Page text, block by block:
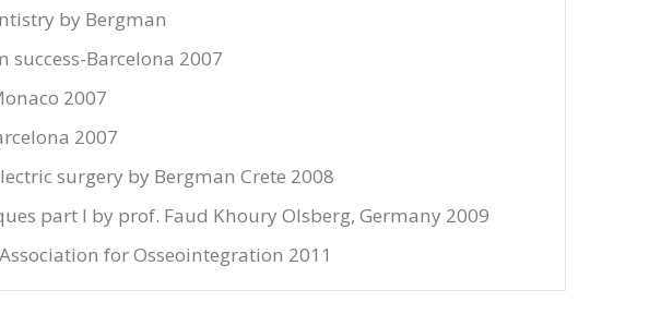
by Bergman
Barcelona 2007
2007
2007
surgery by Bergman Crete 2008
part I by prof. Faud Khoury Olsberg, Germany 2009
for Osseointegration 2011